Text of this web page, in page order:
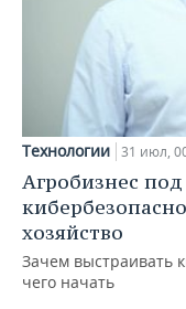
Технологии 31 июл,
Агробизнес
хозяйство
Зачем выстраивать
чего начать